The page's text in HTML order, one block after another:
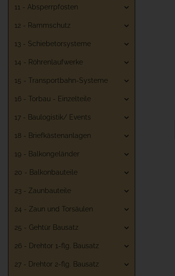
11 - Absperrpfosten
12 - Rammschutz
13 - Schiebetorsysteme
14 - Röhrenlaufwerke
15 - Transportbahn-Systeme
16 - Torbau - Einzelteile
17 - Baulogistik/ Events
18 - Briefkästenanlagen
19 - Balkongeländer
20 - Balkonbauteile
23 - Zaunbauteile
24 - Zaun und Torsäulen
25 - Gehtür Bausatz
26 - Drehtor 1-flg. Bausatz
27 - Drehtor 2-flg. Bausatz